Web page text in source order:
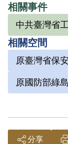
圖以非法
以其之自
據。惟原
質、目的
明，縱
達意圖以
2018年10
相關事件
中共臺灣省
相關空間
原臺灣省保
原國防部綠
分享